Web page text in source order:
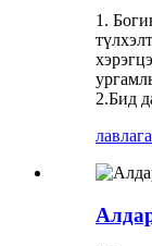
1.
2.Бид